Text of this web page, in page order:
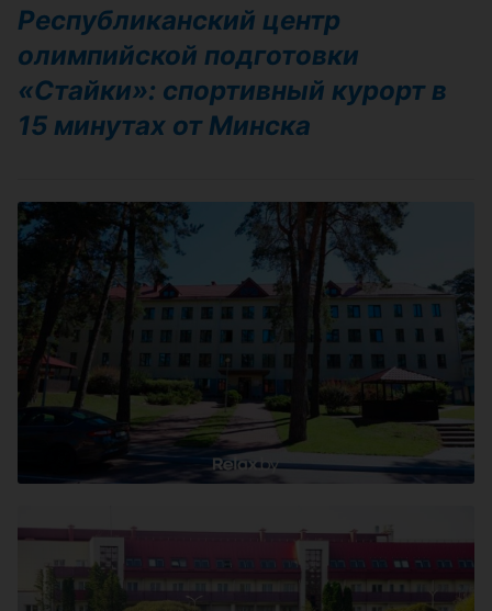
Республиканский центр
олимпийской подготовки
«Стайки»: спортивный курорт в
15 минутах от Минска